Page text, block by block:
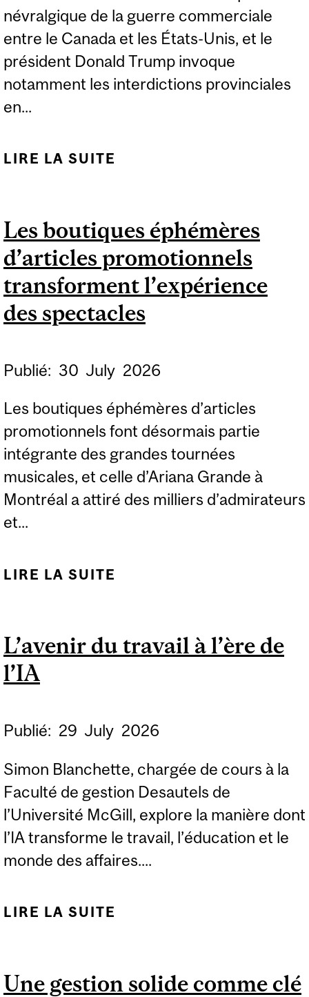
névralgique de la guerre commerciale
entre le Canada et les États-Unis, et le
président Donald Trump invoque
notamment les interdictions provinciales
en...
LIRE LA SUITE
DROITS DE DOUANE
AMÉRICAINS
Les boutiques éphémères
d’articles promotionnels
transforment l’expérience
des spectacles
Publié: 30 July 2026
Les boutiques éphémères d’articles
promotionnels font désormais partie
intégrante des grandes tournées
musicales, et celle d’Ariana Grande à
Montréal a attiré des milliers d’admirateurs
et...
LIRE LA SUITE
PROMOTIONNELS
L’avenir du travail à l’ère de
l’IA
Publié: 29 July 2026
Simon Blanchette, chargée de cours à la
Faculté de gestion Desautels de
l’Université McGill, explore la manière dont
l’IA transforme le travail, l’éducation et le
monde des affaires....
LIRE LA SUITE
Une gestion solide comme clé